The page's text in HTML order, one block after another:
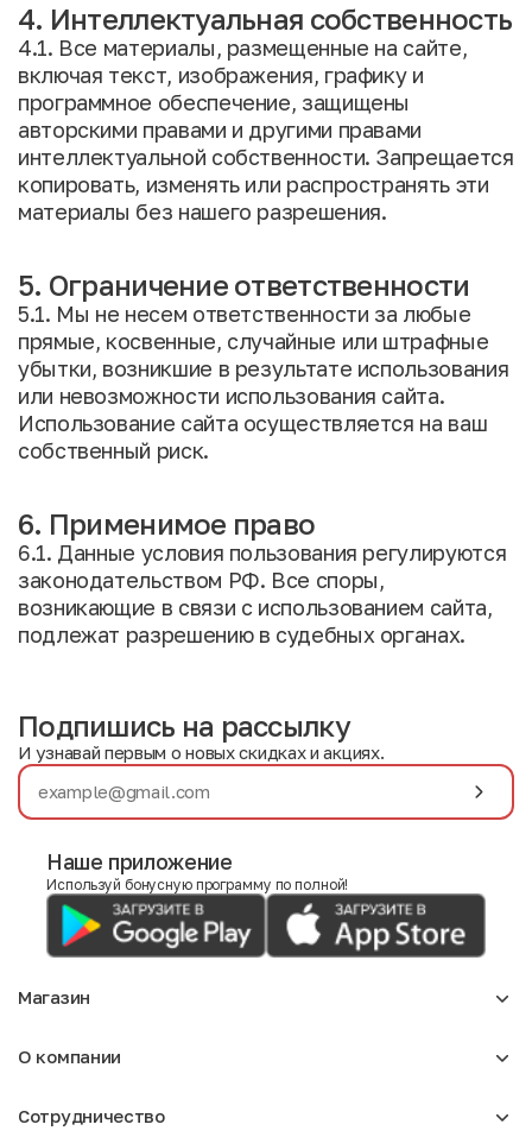
4. Интеллектуальная собственность
4.1. Все материалы, размещенные на сайте,
включая текст, изображения, графику и
программное обеспечение, защищены
авторскими правами и другими правами
интеллектуальной собственности. Запрещается
копировать, изменять или распространять эти
материалы без нашего разрешения.
5. Ограничение ответственности
5.1. Мы не несем ответственности за любые
прямые, косвенные, случайные или штрафные
убытки, возникшие в результате использования
или невозможности использования сайта.
Использование сайта осуществляется на ваш
собственный риск.
6. Применимое право
6.1. Данные условия пользования регулируются
законодательством РФ. Все споры,
возникающие в связи с использованием сайта,
подлежат разрешению в судебных органах.
Подпишись на рассылку
И узнавай первым о новых скидках и акциях.
Наше приложение
Используй бонусную программу по полной!
Магазин
Для девочек
Женское
Мужское
О компании
Отзывы
Сотрудничество